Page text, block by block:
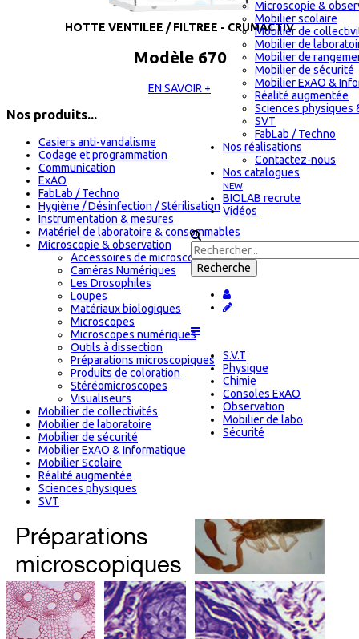
Microscopie &
Mobilier scolaire
Mobilier de
Mobilier de
Mobilier de
Mobilier de sécurité
Mobilier ExAO &
Réalité augmentée
Sciences physiques
SVT
FabLab / Techno
Nos réalisations
Contactez-nous
Nos catalogues
NEW
BIOLAB recrute
Vidéos
S.V.T
Physique
Chimie
Consoles ExAO
Observation
Mobilier de labo
Sécurité
HOTTE VENTILEE / FILTREE - CRUMACTIV
Modèle 670
EN SAVOIR +
Nos produits...
Casiers anti-vandalisme
Codage et programmation
Communication
ExAO
FabLab / Techno
Hygiène / Désinfection / Stérilisation
Instrumentation & mesures
Matériel de laboratoire & consommables
Microscopie & observation
Accessoires de microscopie
Caméras Numériques
Les Drosophiles
Loupes
Matériaux biologiques
Microscopes
Microscopes numériques
Outils à dissection
Préparations microscopiques
Produits de coloration
Stéréomicroscopes
Visualiseurs
Mobilier de collectivités
Mobilier de laboratoire
Mobilier de sécurité
Mobilier ExAO & Informatique
Mobilier Scolaire
Réalité augmentée
Sciences physiques
SVT